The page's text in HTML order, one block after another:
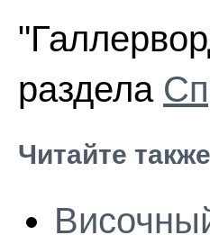
раздела
Читайте